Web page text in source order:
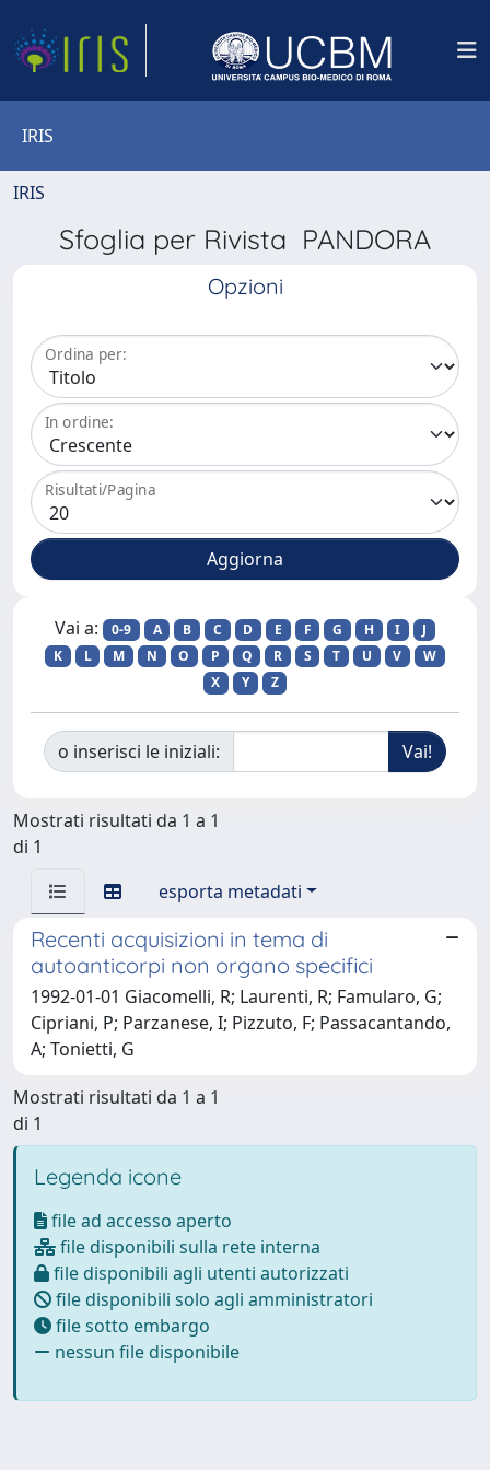
IRIS
IRIS
Sfoglia per Rivista PANDORA
Opzioni
Ordina per:
In ordine:
Risultati/Pagina
Vai a: 0-9 A B C D E F G H I
J
K
L M N O P Q R S T U V
W
X
Y Z
o inserisci le iniziali:
Mostrati risultati da 1 a 1
di 1
esporta metadati
Recenti acquisizioni in tema di
autoanticorpi non organo specifici
1992-01-01 Giacomelli, R; Laurenti, R; Famularo, G;
Cipriani, P; Parzanese, I; Pizzuto, F; Passacantando,
A; Tonietti, G
Mostrati risultati da 1 a 1
di 1
Legenda icone
file ad accesso aperto
file disponibili sulla rete interna
file disponibili agli utenti autorizzati
file disponibili solo agli amministratori
file sotto embargo
nessun file disponibile